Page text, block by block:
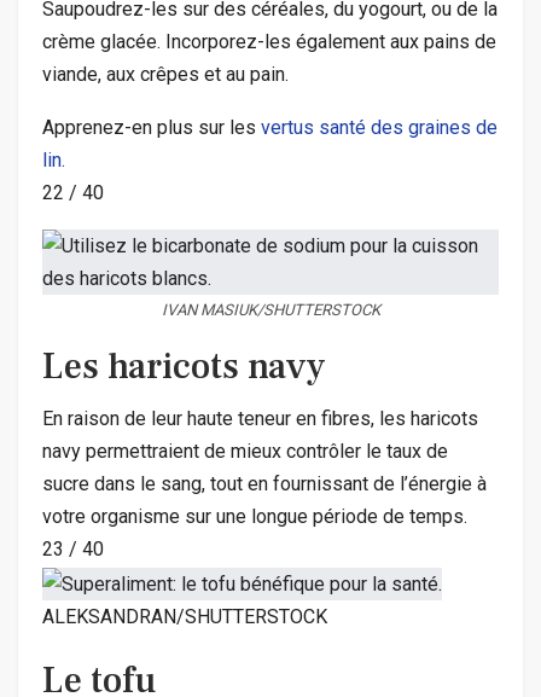
Saupoudrez-les sur des céréales, du yogourt, ou de la
crème glacée. Incorporez-les également aux pains de
viande, aux crêpes et au pain.
Apprenez-en plus sur les vertus santé des graines de
lin.
22 / 40
IVAN MASIUK/SHUTTERSTOCK
Les haricots navy
En raison de leur haute teneur en fibres, les haricots
navy permettraient de mieux contrôler le taux de
sucre dans le sang, tout en fournissant de l’énergie à
votre organisme sur une longue période de temps.
23 / 40
ALEKSANDRAN/SHUTTERSTOCK
Le tofu